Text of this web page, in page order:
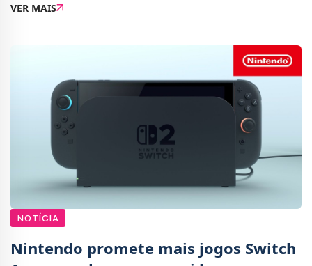
evento de maior duração e com maiores revelaçõ
VER MAIS
NOTÍCIA
Nintendo promete mais jogos Switch